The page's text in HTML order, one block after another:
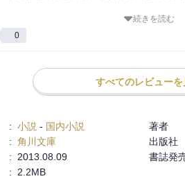
って、かなり洗練されていて、一個立ち
感させることが多く、一緒に成長して
者になった霧島涼。しかし理不尽と堕落
面々が揃う中、何者かに襲われる…。
続きを読む
0
すべてのレビューを
: 小説 - 国内小説 著者
: 角川文庫 出版社
: 2013.08.09 書誌発
: 2.2MB